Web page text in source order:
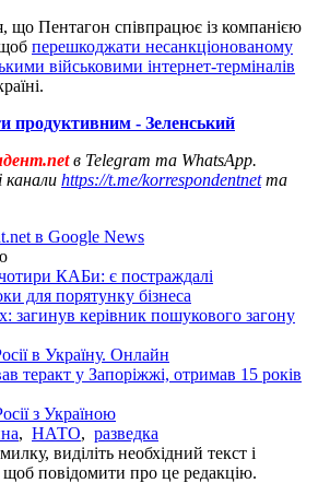
що Пентагон співпрацює із компанією
перешкоджати несанкціонованому
військовими інтернет-терміналів
продуктивним - Зеленський
в Telegram та WhatsApp.
канали https://t.me/korrespondentnetта
в Google News
КАБи: є постраждалі
для порятунку бізнеса
загинув керівник пошукового загону
в Україну. Онлайн
теракт у Запоріжжі, отримав 15 років
з Україною
, НАТО, разведка
виділіть необхідний текст і
щоб повідомити про це редакцію.